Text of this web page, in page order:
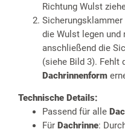
Richtung Wulst
die Wulst legen und
anschließend die
(siehe Bild 3). Fehlt
Dachrinnenform
Technische Details:
Passend für alle
Für Dachrinne: